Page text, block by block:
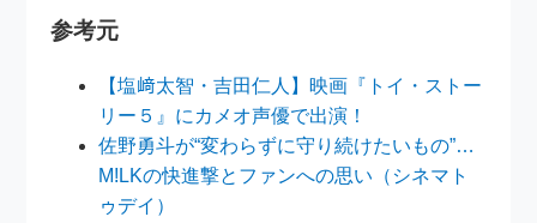
参考元
【塩﨑太智・吉田仁人】映画『トイ・ストー
リー５』にカメオ声優で出演！
佐野勇斗が“変わらずに守り続けたいもの”…
M!LKの快進撃とファンへの思い（シネマト
ゥデイ）